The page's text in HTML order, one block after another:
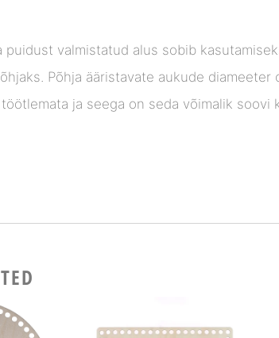
puidust valmistatud alus sobib
Põhja ääristavate aukude
ja seega on seda võimalik